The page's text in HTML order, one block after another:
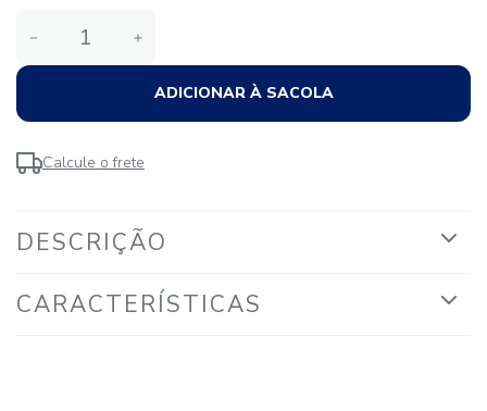
＋
－
ADICIONAR À SACOLA
Calcule o frete
DESCRIÇÃO
CARACTERÍSTICAS